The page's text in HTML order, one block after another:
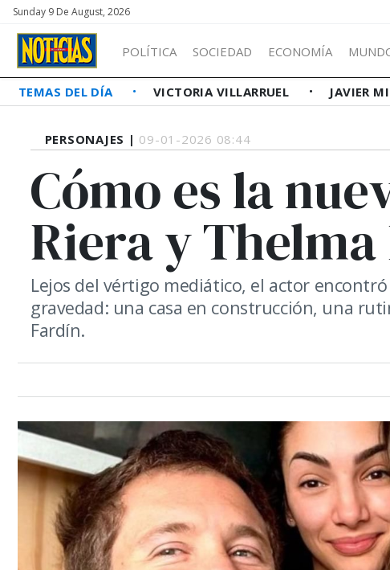
Sunday 9 De August, 2026
POLÍTICA SOCIEDAD ECONOMÍA
TEMAS DEL DÍA VICTORIA VILLARRUEL JAVIER
PERSONAJES | 09-01-2026 08:44
Cómo es la
Riera y
Lejos del vértigo mediático, el actor
gravedad: una casa en construcción, una
Fardín.